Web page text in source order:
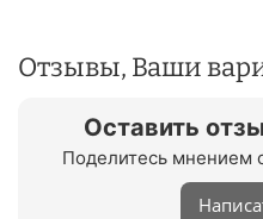
Отзывы, Ваши
Оставить
Поделитесь мнением